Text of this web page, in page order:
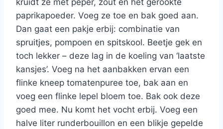
kruidt ze met peper, zout en het gerookte
paprikapoeder. Voeg ze toe en bak goed aan.
Dan gaat een pakje erbij: combinatie van
spruitjes, pompoen en spitskool. Beetje gek en
toch lekker – deze lag in de koeling van ‘laatste
kansjes’. Voeg na het aanbakken ervan een
flinke kneep tomatenpuree toe, bak aan en
voeg een flinke lepel bloem toe. Bak ook deze
goed mee. Nu komt het vocht erbij. Voeg een
halve liter runderbouillon en een blikje gepelde